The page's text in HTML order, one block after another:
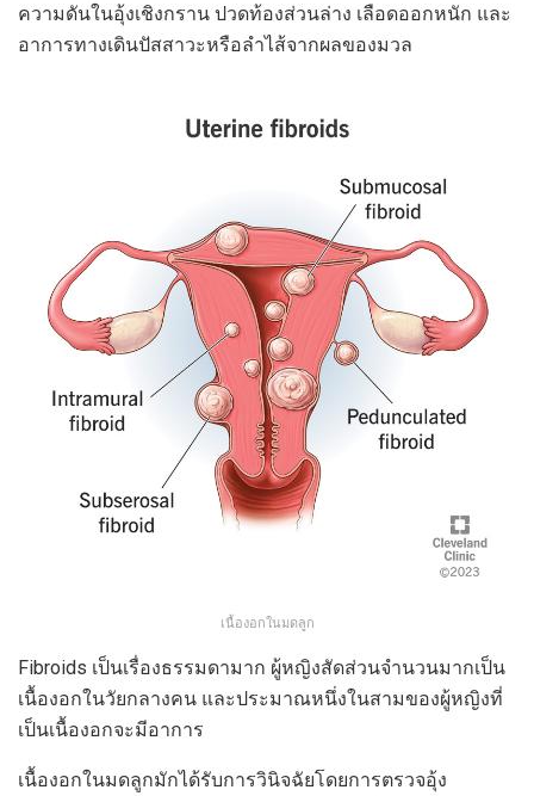
ความดันในอุ้งเชิงกราน ปวดท้องส่วนล่าง เลือดออกหนัก และ
อาการทางเดินปัสสาวะหรือลำไส้จากผลของมวล
เนื้องอกในมดลูก
Fibroids เป็นเรื่องธรรมดามาก ผู้หญิงสัดส่วนจำนวนมากเป็น
เนื้องอกในวัยกลางคน และประมาณหนึ่งในสามของผู้หญิงที่
เป็นเนื้องอกจะมีอาการ
เนื้องอกในมดลูกมักได้รับการวินิจฉัยโดยการตรวจอุ้ง